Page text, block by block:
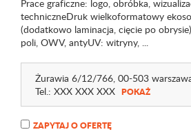
Prace graficzne: logo, obróbka,
techniczneDruk wielkoformatowy
(dodatkowo laminacja, cięcie po
poli, OWV, antyUV: witryny, ...
Żurawia 6/12/766, 00-503
Tel.: XXX XXX XXX POKAŻ
ZAPYTAJ O OFERTĘ